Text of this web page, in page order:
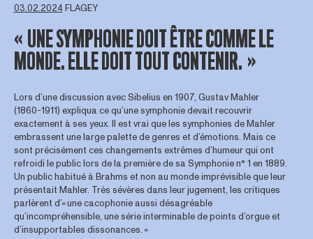
03.02.2024FLAGEY
« UNE SYMPHONIE DOIT ÊTRE COMME LE
MONDE. ELLE DOIT TOUT CONTENIR. »
Lors d’une discussion avec Sibelius en 1907, Gustav Mahler
(1860-1911) expliqua ce qu’une symphonie devait recouvrir
exactement à ses yeux. Il est vrai que les symphonies de Mahler
embrassent une large palette de genres et d’émotions. Mais ce
sont précisément ces changements extrêmes d’humeur qui ont
refroidi le public lors de la première de sa Symphonie n° 1 en 1889.
Un public habitué à Brahms et non au monde imprévisible que leur
présentait Mahler. Très sévères dans leur jugement, les critiques
parlèrent d’« une cacophonie aussi désagréable
qu’incompréhensible, une série interminable de points d’orgue et
d’insupportables dissonances. »